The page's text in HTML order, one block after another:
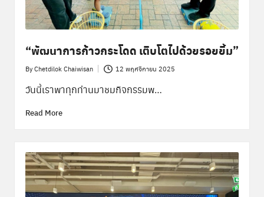
“พัฒนาการก้าวกระโดด เติบโตไปด้วยรอยยิ้ม”
Posted
by
ByChetdilok Chaiwisan 12 พฤศจิกายน 2025
วันนี้เราพาทุกท่านมาชมกิจกรรมพ…
Read More